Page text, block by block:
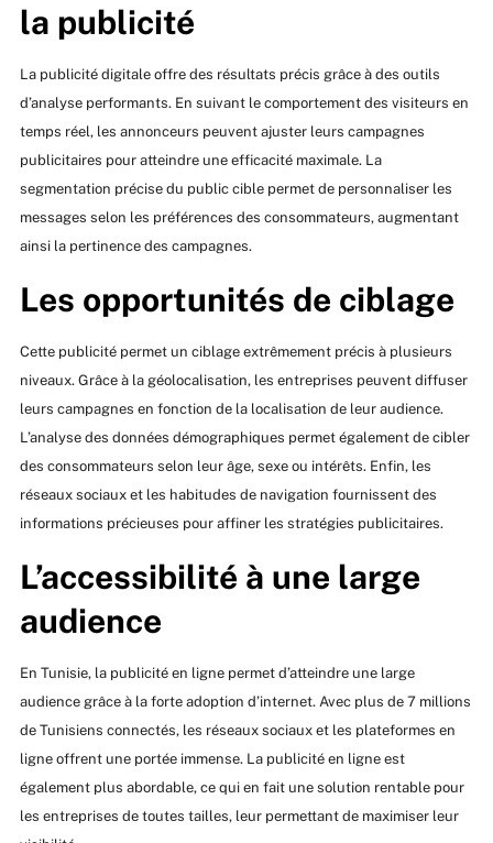
la publicité
La publicité digitale offre des résultats précis grâce à des outils
d’analyse performants. En suivant le comportement des visiteurs en
temps réel, les annonceurs peuvent ajuster leurs campagnes
publicitaires pour atteindre une efficacité maximale. La
segmentation précise du public cible permet de personnaliser les
messages selon les préférences des consommateurs, augmentant
ainsi la pertinence des campagnes.
Les opportunités de ciblage
Cette publicité permet un ciblage extrêmement précis à plusieurs
niveaux. Grâce à la géolocalisation, les entreprises peuvent diffuser
leurs campagnes en fonction de la localisation de leur audience.
L’analyse des données démographiques permet également de cibler
des consommateurs selon leur âge, sexe ou intérêts. Enfin, les
réseaux sociaux et les habitudes de navigation fournissent des
informations précieuses pour affiner les stratégies publicitaires.
L’accessibilité à une large
audience
En Tunisie, la publicité en ligne permet d’atteindre une large
audience grâce à la forte adoption d’internet. Avec plus de 7 millions
de Tunisiens connectés, les réseaux sociaux et les plateformes en
ligne offrent une portée immense. La publicité en ligne est
également plus abordable, ce qui en fait une solution rentable pour
les entreprises de toutes tailles, leur permettant de maximiser leur